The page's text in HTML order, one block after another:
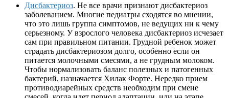
Дисбактериоз. Не все врачи признают дисбактериоз
заболеванием. Многие педиатры сходятся во мнении,
что это лишь группа симптомов, не ведущих ни к чему
серьезному. У взрослого человека дисбактериоз исчезает
сам при правильном питании. Грудной ребенок может
страдать дисбактериозом долго, особенно если он
питается молочными смесями, а не грудным молоком.
Чтобы нормализовать баланс полезных и патогенных
бактерий, назначается Хилак Форте. Нередко прием
противодиарейных средств необходим при смене